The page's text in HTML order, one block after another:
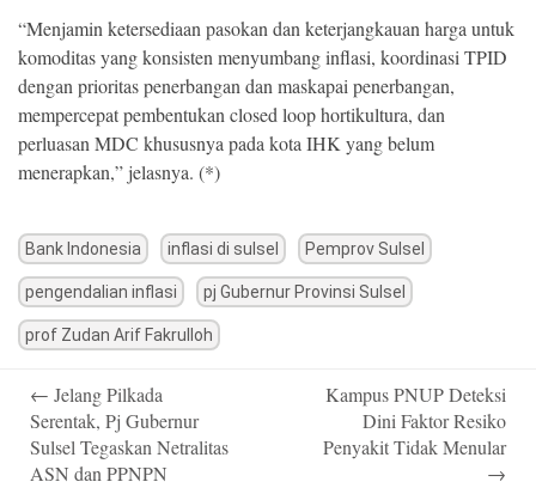
“Menjamin ketersediaan pasokan dan keterjangkauan harga untuk
komoditas yang konsisten menyumbang inflasi, koordinasi TPID
dengan prioritas penerbangan dan maskapai penerbangan,
mempercepat pembentukan closed loop hortikultura, dan
perluasan MDC khususnya pada kota IHK yang belum
menerapkan,” jelasnya. (*)
Bank Indonesia inflasi di sulsel Pemprov Sulsel
pengendalian inflasi pj Gubernur Provinsi Sulsel
prof Zudan Arif Fakrulloh
navigation
← Jelang Pilkada
Serentak, Pj Gubernur
Sulsel Tegaskan Netralitas
ASN dan PPNPN
Kampus PNUP Deteksi
Dini Faktor Resiko
Penyakit Tidak Menular
→